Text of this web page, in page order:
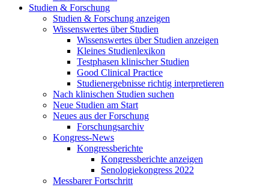
Studien & Forschung
Studien & Forschung anzeigen
Wissenswertes über Studien
Wissenswertes über Studien anzeigen
Kleines Studienlexikon
Testphasen klinischer Studien
Good Clinical Practice
Studienergebnisse richtig interpretieren
Nach klinischen Studien suchen
Neue Studien am Start
Neues aus der Forschung
Forschungsarchiv
Kongress-News
Kongressberichte
Kongressberichte anzeigen
Senologiekongress 2022
Messbarer Fortschritt